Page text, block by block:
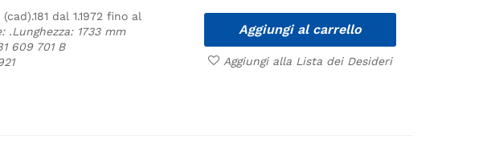
181 dal 1.1972 fino al
.Lunghezza: 1733 mm
609 701 B
Aggiungi al carrello
Aggiungi alla Lista dei Desideri